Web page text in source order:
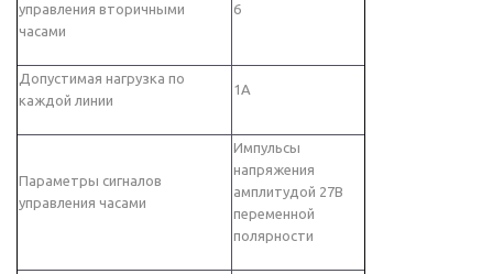
управления вторичными
часами
6
Допустимая нагрузка по
каждой линии
1А
Параметры сигналов
управления часами
Импульсы
напряжения
амплитудой 27В
переменной
полярности